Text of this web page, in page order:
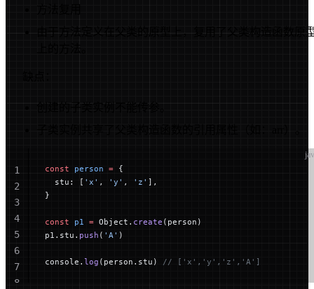
由于方法定义在父类的原型上，复用了父类构造函数原
上的方法。
创建的子类实例不能传参。
子类实例共享了父类构造函数的引用属性（如：arr）。
const person = {
  stu: [
'x' , 'y' , 'z' ],
}
const p1 = Object. create (person)
p1.stu. push ( 'A' )
console. log (person.stu) // ['x','y','z','A']
1
2
3
4
5
6
7
8